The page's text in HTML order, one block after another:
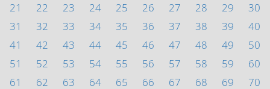
21
22 23 24 25 26 27 28 29
30
31
32 33 34 35 36 37 38 39
40
41
42 43 44 45 46 47 48 49
50
51
52 53 54 55 56 57 58 59
60
61
62 63 64 65 66 67 68 69
70